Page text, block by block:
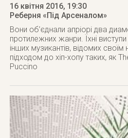
16 квітня 2016, 19:30
Реберня «Під Арсеналом»
Вони об’єднали апріорі два
протилежних жанри. Їхні
інших музикантів, відомих своїм
підходом до хіп-хопу таких, як
Puccino